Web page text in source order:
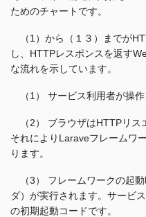
ためのチャートです。
（1）から（１３）までが
し、HTTPレスポンスを返す
な流れを示しています。
（1） サービス利用者が操作
（2） ブラウザはHTTPリ
それによりLaraveフレームワ
ります。
（3） フレームワークの起
ダ）が実行されます。サービ
の初期起動コードです。